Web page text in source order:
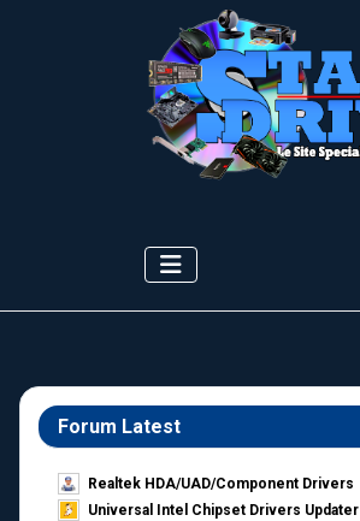
Forum Latest
Realtek HDA/UAD/Component Drivers
Universal Intel Chipset Drivers Updater​